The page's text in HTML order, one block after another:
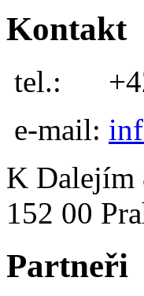
Kontakt
tel.:
e-mail:
K Dalejím
152 00
Partneři